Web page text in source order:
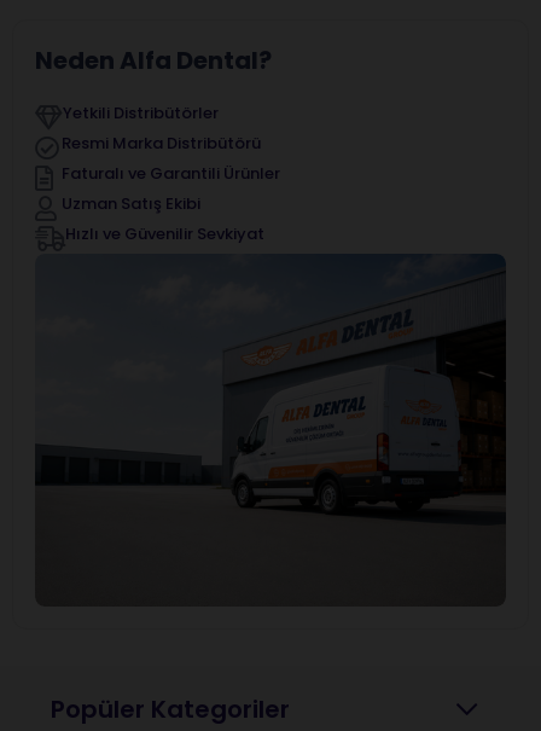
Neden Alfa Dental?
Yetkili Distribütörler
Resmi Marka Distribütörü
Faturalı ve Garantili Ürünler
Uzman Satış Ekibi
Hızlı ve Güvenilir Sevkiyat
Popüler Kategoriler